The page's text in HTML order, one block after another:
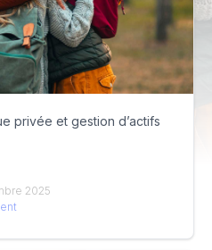
privée et gestion d’actifs
2025